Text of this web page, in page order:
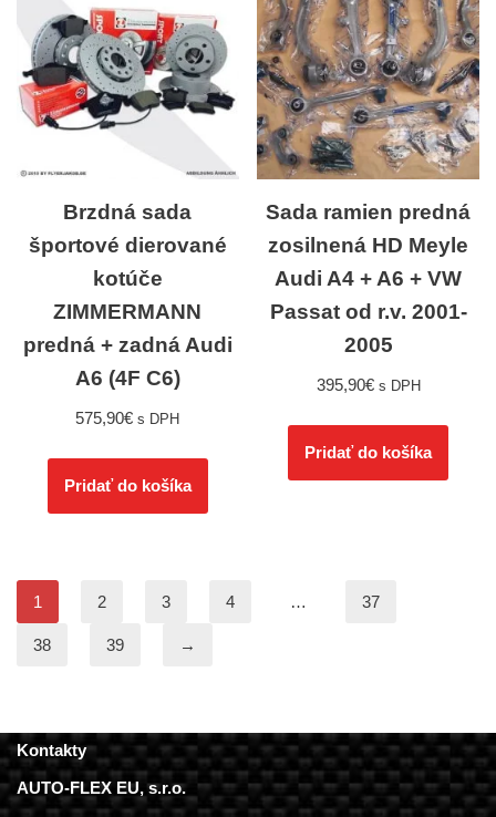
Brzdná sada
športové dierované
kotúče
ZIMMERMANN
predná + zadná Audi
A6 (4F C6)
575,90€ s DPH
Pridať do košíka
Sada ramien predná
zosilnená HD Meyle
Audi A4 + A6 + VW
Passat od r.v. 2001-
2005
395,90€ s DPH
Pridať do košíka
1 2 3 4 … 37
38 39 →
Kontakty
AUTO-FLEX EU, s.r.o.